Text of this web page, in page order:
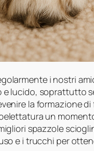
i nostri
e lucido, soprattutto
la formazione
un
spazzole
e i trucchi per